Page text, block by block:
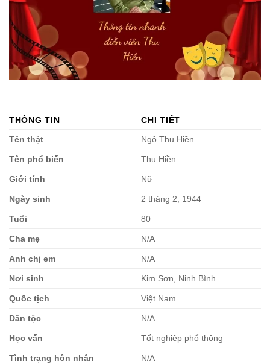
THÔNG TIN
CHI TIẾT
Tên thật
Ngô Thu Hiền
Tên phổ biến Thu Hiền
Giới tính Nữ
Ngày sinh 2 tháng 2, 1944
Tuổi 80
Cha mẹ N/A
Anh chị em N/A
Nơi sinh Kim Sơn, Ninh Bình
Quốc tịch Việt Nam
Dân tộc N/A
Học vấn Tốt nghiệp phổ thông
Tình trạng hôn nhân N/A